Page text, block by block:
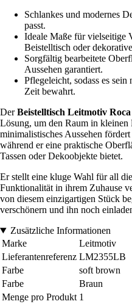
Schlankes und modernes
passt.
Ideale Maße für vielseitige
Beistelltisch oder
Sorgfältig bearbeitete
Aussehen garantiert.
Pflegeleicht, sodass es
Zeit bewahrt.
DerBeistelltisch Leitmotiv
Lösung, um den Raum in kleinen
minimalistisches Aussehen
während er eine praktische
Tassen oder Dekoobjekte bietet.
Er stellt eine kluge Wahl für all
Funktionalität in ihrem Zuhause
von diesem einzigartigen Stück
verschönern und ihn noch
Zusätzliche Informationen
Marke
Leitmotiv
Lieferantenreferenz LM2355LB
Farbe
soft brown
Farbe
Braun
Menge pro Produkt 1